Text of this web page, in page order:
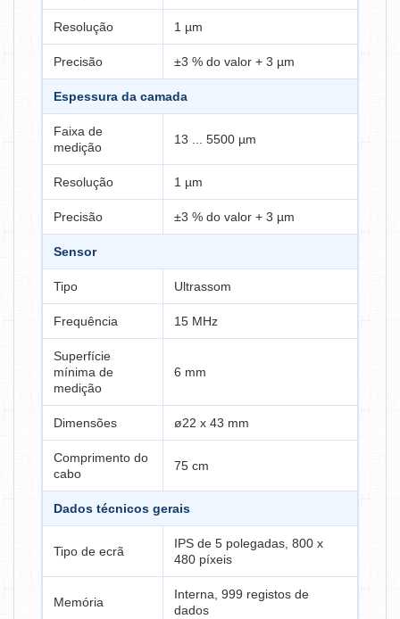
Resolução 1 µm
Precisão ±3 % do valor + 3 µm
Espessura da camada
Faixa de
medição
13 ... 5500 µm
Resolução 1 µm
Precisão ±3 % do valor + 3 µm
Sensor
Tipo Ultrassom
Frequência 15 MHz
Superfície
mínima de
medição
6 mm
Dimensões ø22 x 43 mm
Comprimento do
cabo
75 cm
Dados técnicos gerais
Tipo de ecrã
IPS de 5 polegadas, 800 x
480 píxeis
Memória
Interna, 999 registos de
dados